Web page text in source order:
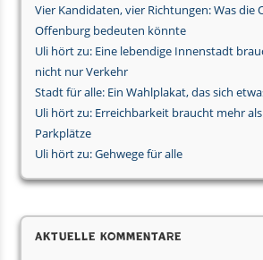
Vier Kandidaten, vier Richtungen: Was die
Offenburg bedeuten könnte
Uli hört zu: Eine lebendige Innenstadt
nicht nur Verkehr
Stadt für alle: Ein Wahlplakat, das sich
Uli hört zu: Erreichbarkeit braucht mehr
Parkplätze
Uli hört zu: Gehwege für alle
Aktuelle Kommentare